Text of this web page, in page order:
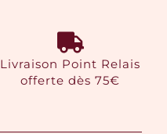
Livraison Point Relais
offerte dès 75€